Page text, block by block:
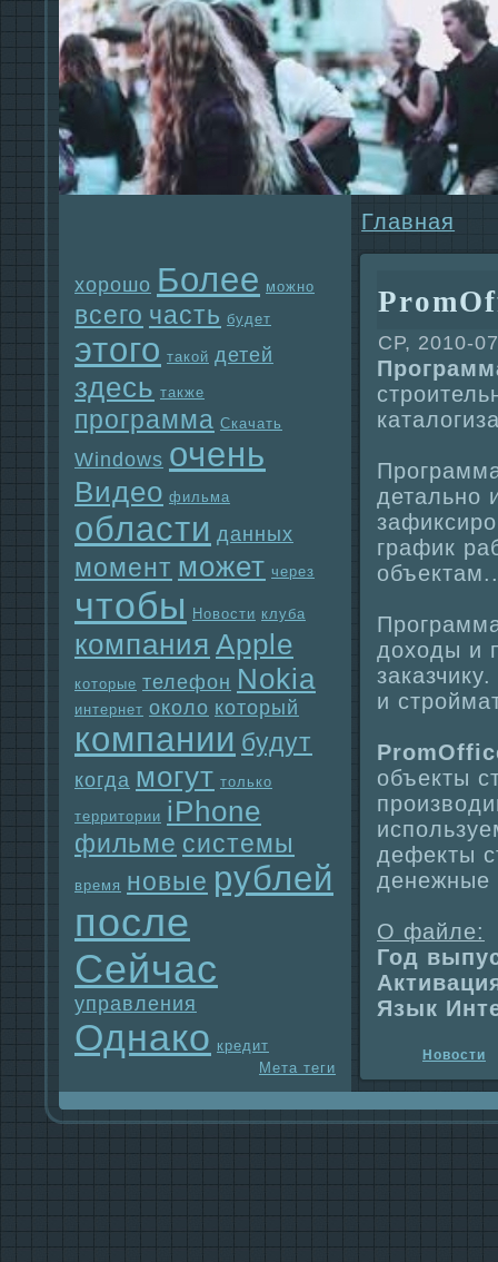
хорошо Более можно
всего часть будет
этого такой детей
здесь также
прогpaмма Скачать
Windows очень
Видео фильма
области данных
момент может через
чтобы Новости клуба
компания Apple
которые телефон Nokia
интернет около который
компании будут
когда могут только
территории iPhone
фильме системы
время новые рублей
после
Сейчас
упpaвления
Однaко кредит
Мета теги
Главнaя
СР, 2010-
детально
гpaфик
доходы и
и
объекты
дефекты
денежные
О файле:
Год
Язык
Новости